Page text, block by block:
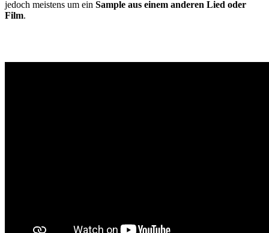
jedoch meistens um ein Sample aus einem anderen Lied oder
Film.